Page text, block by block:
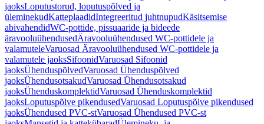
jaoksLoputustorud, loputuspõlved ja
üleminekudKatteplaadidIntegreeritud juhtnupudKäsitsemise
abivahendidWC-pottide, pissuaaride ja bideede
äravooluühendusedÄravooluühendused WC-pottidele ja
valamuteleVaruosad Äravooluühendused WC-pottidele ja
valamutele jaoksSifoonidVaruosad Sifoonid
jaoksÜhenduspõlvedVaruosad Ühenduspõlved
jaoksÜhendusotsakudVaruosad Ühendusotsakud
jaoksÜhenduskomplektidVaruosad Ühenduskomplektid
jaoksLoputuspõlve pikendusedVaruosad Loputuspõlve pikendused
jaoksÜhendused PVC-stVaruosad Ühendused PVC-st